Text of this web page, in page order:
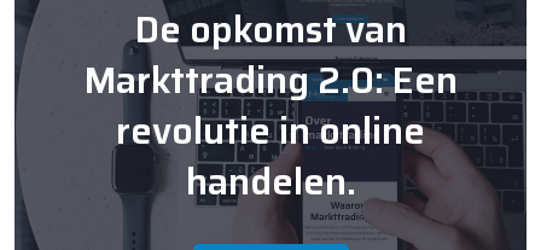
De opkomst van
Markttrading 2.0: Een
revolutie in online
handelen.